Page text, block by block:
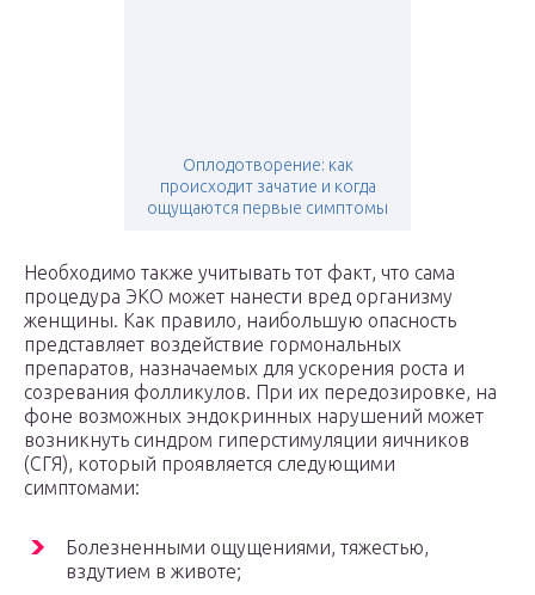
Оплодотворение: как
происходит зачатие и когда
ощущаются первые симптомы
Необходимо также учитывать тот факт, что сама
процедура ЭКО может нанести вред организму
женщины. Как правило, наибольшую опасность
представляет воздействие гормональных
препаратов, назначаемых для ускорения роста и
созревания фолликулов. При их передозировке, на
фоне возможных эндокринных нарушений может
возникнуть синдром гиперстимуляции яичников
(СГЯ), который проявляется следующими
симптомами:
Болезненными ощущениями, тяжестью,
вздутием в животе;